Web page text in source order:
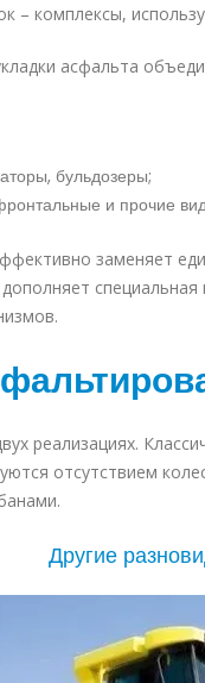
– комплексы,
асфальта
бульдозеры;
и прочие
заменяет
реализациях.
отсутствием
Другие